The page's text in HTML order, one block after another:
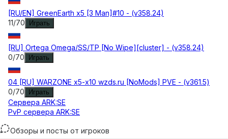
[RU/EN] GreenEarth x5 [3 Man]#10 - (v358.24)
11/70 Играть
[RU] Ortega Omega/SS/TP [No Wipe][cluster] - (v358.24)
0/70 Играть
04 [RU] WARZONE x5-x10 wzds.ru [NoMods] PVE - (v361.5)
0/70 Играть
Сервера ARK:SE
PvP сервера ARK:SE
Обзоры и посты от игроков